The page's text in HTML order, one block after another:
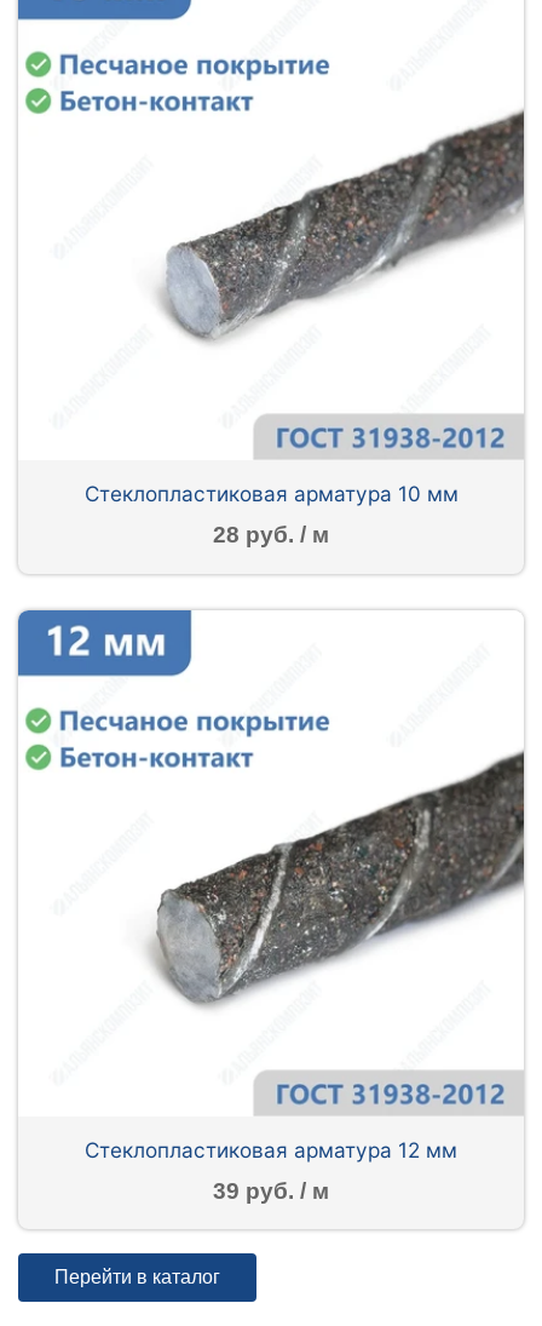
Стеклопластиковая арматура 10 мм
28 руб. / м
Стеклопластиковая арматура 12 мм
39 руб. / м
Перейти в каталог